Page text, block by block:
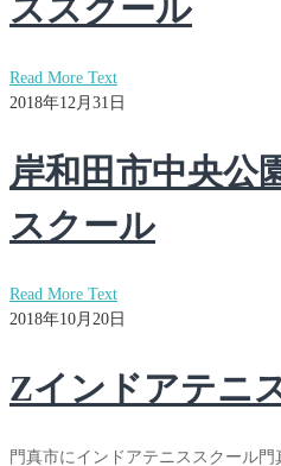
ススクール
Read More Text
2018年12月31日
岸和田市中央公
スクール
Read More Text
2018年10月20日
Zインドアテニ
門真市にインドアテニススクール